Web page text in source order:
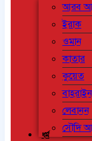
আরব
ইরাক
ওমান
কাতার
কুয়েত
বাহরাইন
লেবানন
সৌদি
ধর্ম